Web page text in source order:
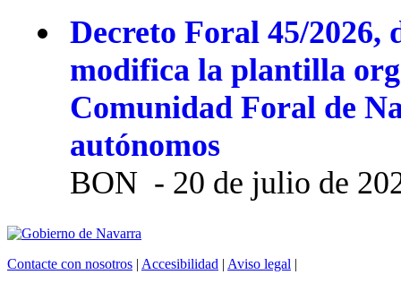
Decreto Foral 45/2026,
modifica la plantilla
Comunidad Foral de
autónomos
BON - 20 de julio de
Contacte con nosotros | Accesibilidad | Aviso legal |